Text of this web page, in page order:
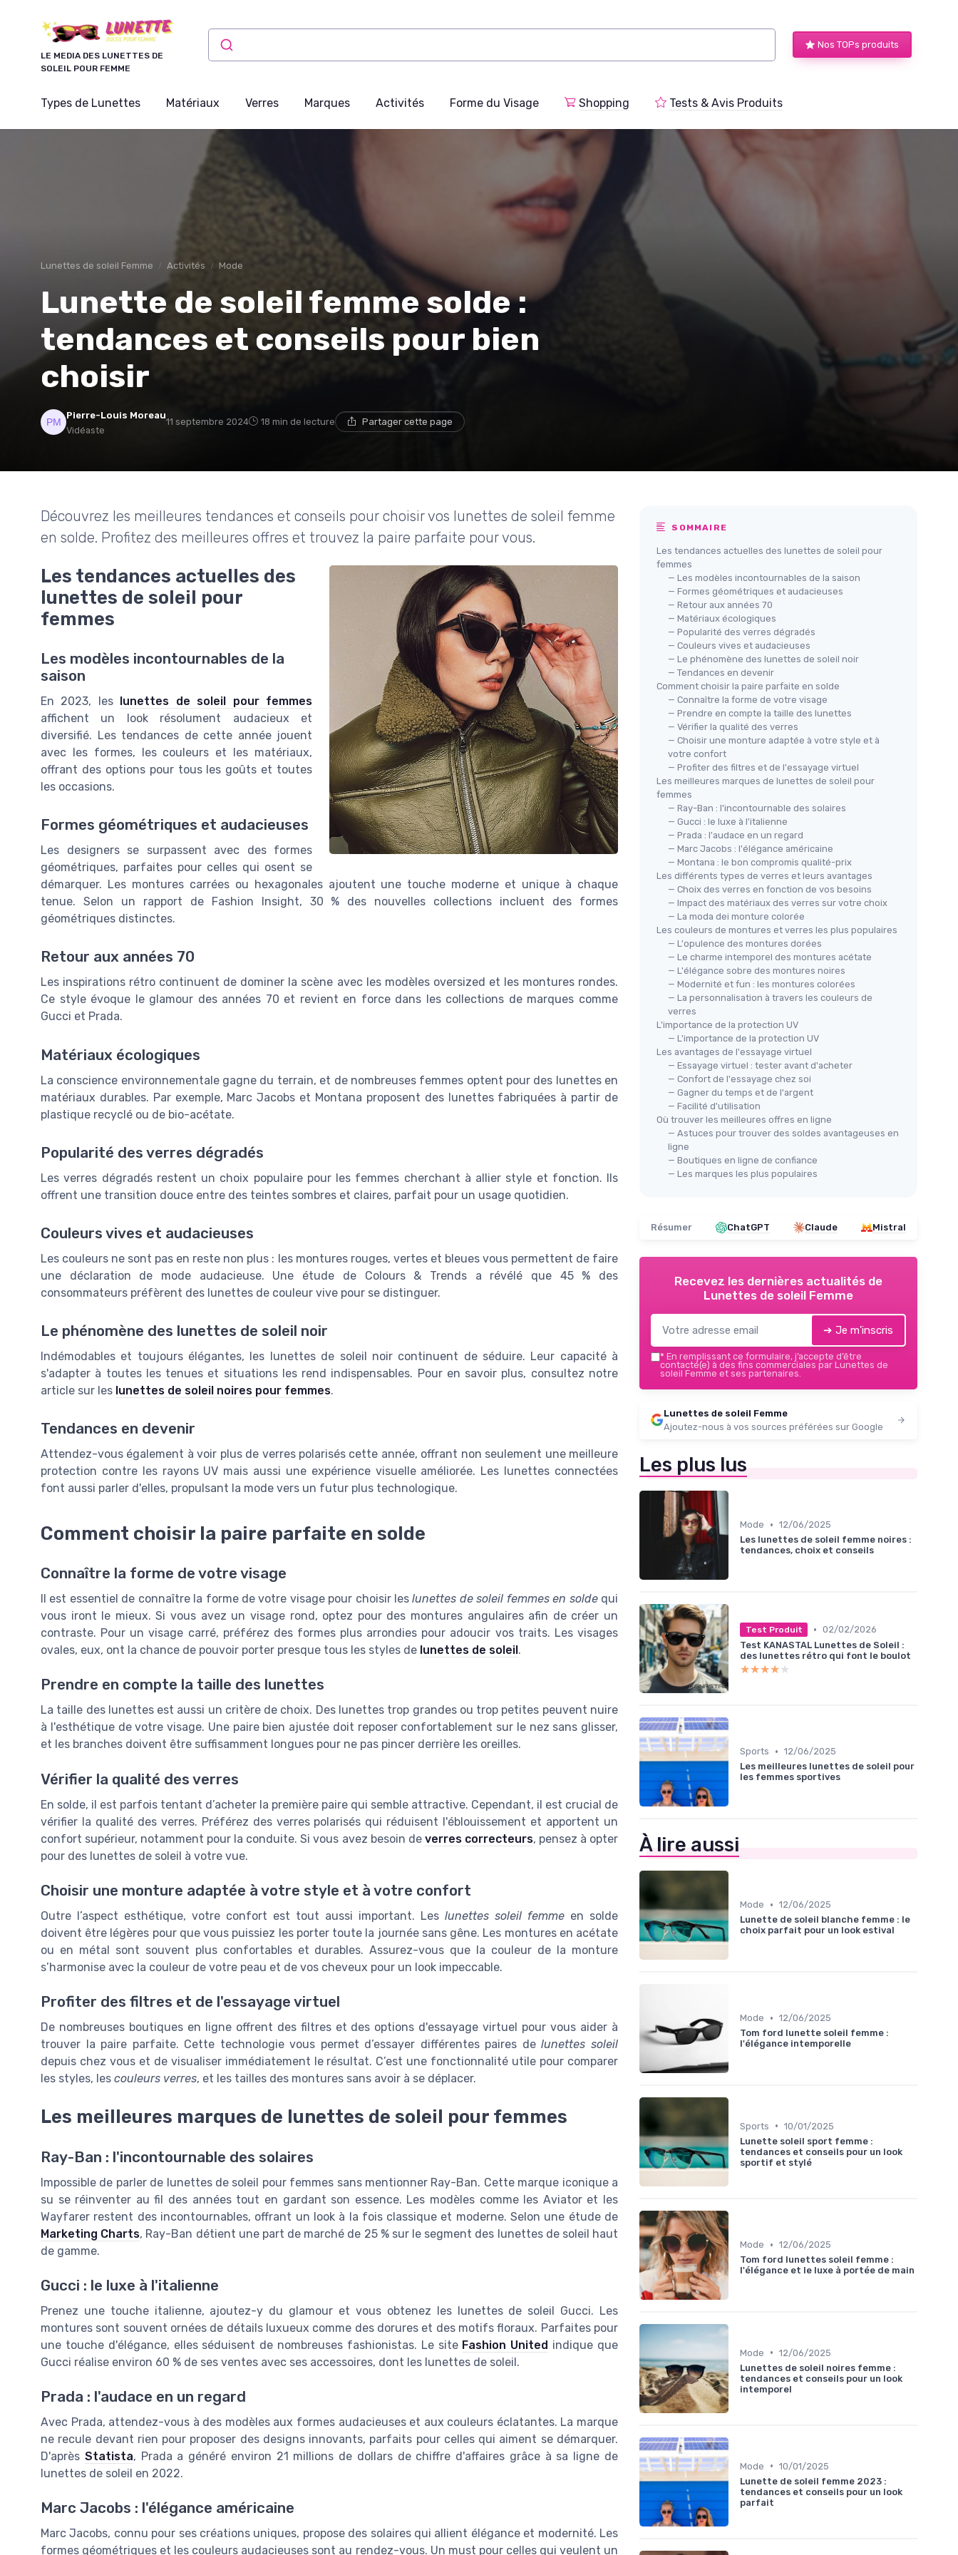
LE MEDIA DES LUNETTES DE
SOLEIL POUR FEMME
Nos TOPs produits
Types de Lunettes Matériaux Verres Marques Activités Forme du Visage Shopping Tests & Avis Produits
Lunettes de soleil Femme Activités Mode
Lunette de soleil femme solde :
tendances et conseils pour bien
choisir
Pierre-Louis Moreau
Vidéaste
11 septembre 2024 18 min de lecture Partager cette page
Découvrez les meilleures tendances et conseils pour choisir vos lunettes de soleil femme
en solde. Profitez des meilleures offres et trouvez la paire parfaite pour vous.
Les tendances actuelles des
lunettes de soleil pour
femmes
Les modèles incontournables de la
saison
En 2023, les
lunettes de soleil pour femmes
affichent un look résolument audacieux et
diversifié. Les tendances de cette année jouent
avec les formes, les couleurs et les matériaux,
offrant des options pour tous les goûts et toutes
les occasions.
Formes géométriques et audacieuses
Les designers se surpassent avec des formes
géométriques, parfaites pour celles qui osent se
démarquer. Les montures carrées ou hexagonales ajoutent une touche moderne et unique à chaque
tenue. Selon un rapport de Fashion Insight, 30 % des nouvelles collections incluent des formes
géométriques distinctes.
Retour aux années 70
Les inspirations rétro continuent de dominer la scène avec les modèles oversized et les montures rondes.
Ce style évoque le glamour des années 70 et revient en force dans les collections de marques comme
Gucci et Prada.
Matériaux écologiques
La conscience environnementale gagne du terrain, et de nombreuses femmes optent pour des lunettes en
matériaux durables. Par exemple, Marc Jacobs et Montana proposent des lunettes fabriquées à partir de
plastique recyclé ou de bio-acétate.
Popularité des verres dégradés
Les verres dégradés restent un choix populaire pour les femmes cherchant à allier style et fonction. Ils
offrent une transition douce entre des teintes sombres et claires, parfait pour un usage quotidien.
Couleurs vives et audacieuses
Les couleurs ne sont pas en reste non plus : les montures rouges, vertes et bleues vous permettent de faire
une déclaration de mode audacieuse. Une étude de Colours & Trends a révélé que 45 % des
consommateurs préfèrent des lunettes de couleur vive pour se distinguer.
Le phénomène des lunettes de soleil noir
Indémodables et toujours élégantes, les lunettes de soleil noir continuent de séduire. Leur capacité à
s'adapter à toutes les tenues et situations les rend indispensables. Pour en savoir plus, consultez notre
article sur les lunettes de soleil noires pour femmes.
Tendances en devenir
Attendez-vous également à voir plus de verres polarisés cette année, offrant non seulement une meilleure
protection contre les rayons UV mais aussi une expérience visuelle améliorée. Les lunettes connectées
font aussi parler d'elles, propulsant la mode vers un futur plus technologique.
Comment choisir la paire parfaite en solde
Connaître la forme de votre visage
Il est essentiel de connaître la forme de votre visage pour choisir leslunettes de soleil femmes en soldequi
vous iront le mieux. Si vous avez un visage rond, optez pour des montures angulaires afin de créer un
contraste. Pour un visage carré, préférez des formes plus arrondies pour adoucir vos traits. Les visages
ovales, eux, ont la chance de pouvoir porter presque tous les styles de lunettes de soleil.
Prendre en compte la taille des lunettes
La taille des lunettes est aussi un critère de choix. Des lunettes trop grandes ou trop petites peuvent nuire
à l'esthétique de votre visage. Une paire bien ajustée doit reposer confortablement sur le nez sans glisser,
et les branches doivent être suffisamment longues pour ne pas pincer derrière les oreilles.
Vérifier la qualité des verres
En solde, il est parfois tentant d’acheter la première paire qui semble attractive. Cependant, il est crucial de
vérifier la qualité des verres. Préférez des verres polarisés qui réduisent l'éblouissement et apportent un
confort supérieur, notamment pour la conduite. Si vous avez besoin de verres correcteurs, pensez à opter
pour des lunettes de soleil à votre vue.
Choisir une monture adaptée à votre style et à votre confort
Outre l’aspect esthétique, votre confort est tout aussi important. Les lunettes soleil femme en solde
doivent être légères pour que vous puissiez les porter toute la journée sans gêne. Les montures en acétate
ou en métal sont souvent plus confortables et durables. Assurez-vous que la couleur de la monture
s’harmonise avec la couleur de votre peau et de vos cheveux pour un look impeccable.
Profiter des filtres et de l'essayage virtuel
De nombreuses boutiques en ligne offrent des filtres et des options d'essayage virtuel pour vous aider à
trouver la paire parfaite. Cette technologie vous permet d’essayer différentes paires delunettes soleil
depuis chez vous et de visualiser immédiatement le résultat. C’est une fonctionnalité utile pour comparer
les styles, les couleurs verres, et les tailles des montures sans avoir à se déplacer.
Les meilleures marques de lunettes de soleil pour femmes
Ray-Ban : l'incontournable des solaires
Impossible de parler de lunettes de soleil pour femmes sans mentionner Ray-Ban. Cette marque iconique a
su se réinventer au fil des années tout en gardant son essence. Les modèles comme les Aviator et les
Wayfarer restent des incontournables, offrant un look à la fois classique et moderne. Selon une étude de
Marketing Charts, Ray-Ban détient une part de marché de 25 % sur le segment des lunettes de soleil haut
de gamme.
Gucci : le luxe à l'italienne
Prenez une touche italienne, ajoutez-y du glamour et vous obtenez les lunettes de soleil Gucci. Les
montures sont souvent ornées de détails luxueux comme des dorures et des motifs floraux. Parfaites pour
une touche d'élégance, elles séduisent de nombreuses fashionistas. Le site Fashion United indique que
Gucci réalise environ 60 % de ses ventes avec ses accessoires, dont les lunettes de soleil.
Prada : l'audace en un regard
Avec Prada, attendez-vous à des modèles aux formes audacieuses et aux couleurs éclatantes. La marque
ne recule devant rien pour proposer des designs innovants, parfaits pour celles qui aiment se démarquer.
D'après Statista, Prada a généré environ 21 millions de dollars de chiffre d'affaires grâce à sa ligne de
lunettes de soleil en 2022.
Marc Jacobs : l'élégance américaine
Marc Jacobs, connu pour ses créations uniques, propose des solaires qui allient élégance et modernité. Les
formes géométriques et les couleurs audacieuses sont au rendez-vous. Un must pour celles qui veulent un
SOMMAIRE
Les tendances actuelles des lunettes de soleil pour
femmes
— Les modèles incontournables de la saison
— Formes géométriques et audacieuses
— Retour aux années 70
— Matériaux écologiques
— Popularité des verres dégradés
— Couleurs vives et audacieuses
— Le phénomène des lunettes de soleil noir
— Tendances en devenir
Comment choisir la paire parfaite en solde
— Connaître la forme de votre visage
— Prendre en compte la taille des lunettes
— Vérifier la qualité des verres
— Choisir une monture adaptée à votre style et à
votre confort
— Profiter des filtres et de l'essayage virtuel
Les meilleures marques de lunettes de soleil pour
femmes
— Ray-Ban : l'incontournable des solaires
— Gucci : le luxe à l'italienne
— Prada : l'audace en un regard
— Marc Jacobs : l'élégance américaine
— Montana : le bon compromis qualité-prix
Les différents types de verres et leurs avantages
— Choix des verres en fonction de vos besoins
— Impact des matériaux des verres sur votre choix
— La moda dei monture colorée
Les couleurs de montures et verres les plus populaires
— L'opulence des montures dorées
— Le charme intemporel des montures acétate
— L'élégance sobre des montures noires
— Modernité et fun : les montures colorées
— La personnalisation à travers les couleurs de
verres
L'importance de la protection UV
— L'importance de la protection UV
Les avantages de l'essayage virtuel
— Essayage virtuel : tester avant d'acheter
— Confort de l'essayage chez soi
— Gagner du temps et de l'argent
— Facilité d'utilisation
Où trouver les meilleures offres en ligne
— Astuces pour trouver des soldes avantageuses en
ligne
— Boutiques en ligne de confiance
— Les marques les plus populaires
Résumer ChatGPT Claude Mistral
Recevez les dernières actualités de
Lunettes de soleil Femme
➔ Je m'inscris
* En remplissant ce formulaire, j’accepte d’être
contacté(e) à des fins commerciales par Lunettes de
soleil Femme et ses partenaires.
Lunettes de soleil Femme
Ajoutez-nous à vos sources préférées sur Google
Les plus lus
Mode • 12/06/2025
Les lunettes de soleil femme noires :
tendances, choix et conseils
Test Produit • 02/02/2026
Test KANASTAL Lunettes de Soleil :
des lunettes rétro qui font le boulot
★★★★★
★★★★★
Sports • 12/06/2025
Les meilleures lunettes de soleil pour
les femmes sportives
À lire aussi
Mode • 12/06/2025
Lunette de soleil blanche femme : le
choix parfait pour un look estival
Mode • 12/06/2025
Tom ford lunette soleil femme :
l'élégance intemporelle
Sports • 10/01/2025
Lunette soleil sport femme :
tendances et conseils pour un look
sportif et stylé
Mode • 12/06/2025
Tom ford lunettes soleil femme :
l'élégance et le luxe à portée de main
Mode • 12/06/2025
Lunettes de soleil noires femme :
tendances et conseils pour un look
intemporel
Mode • 10/01/2025
Lunette de soleil femme 2023 :
tendances et conseils pour un look
parfait